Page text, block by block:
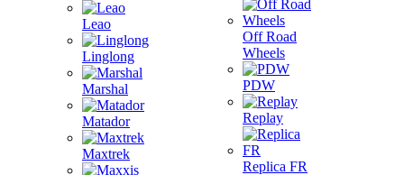
Leao
Linglong
Marshal
Matador
Maxtrek
Off Road
Wheels
PDW
Replay
Replica FR